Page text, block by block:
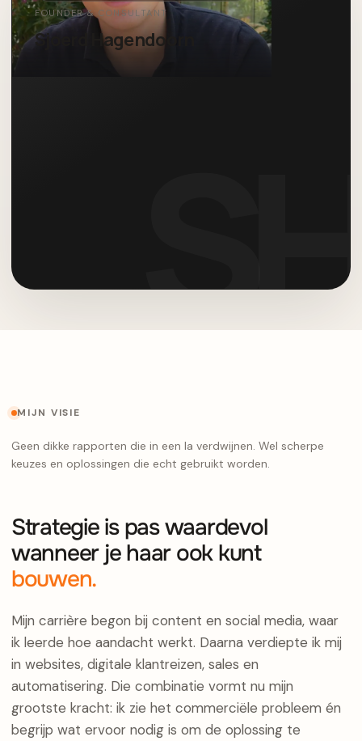
FOUNDER & CONSULTANT
Sjoerd Hagendoorn
MIJN VISIE
Geen dikke rapporten die in een la verdwijnen. Wel scherpe
keuzes en oplossingen die echt gebruikt worden.
Strategie is pas waardevol
wanneer je haar ook kunt
bouwen.
Mijn carrière begon bij content en social media, waar
ik leerde hoe aandacht werkt. Daarna verdiepte ik mij
in websites, digitale klantreizen, sales en
automatisering. Die combinatie vormt nu mijn
grootste kracht: ik zie het commerciële probleem én
begrijp wat ervoor nodig is om de oplossing te